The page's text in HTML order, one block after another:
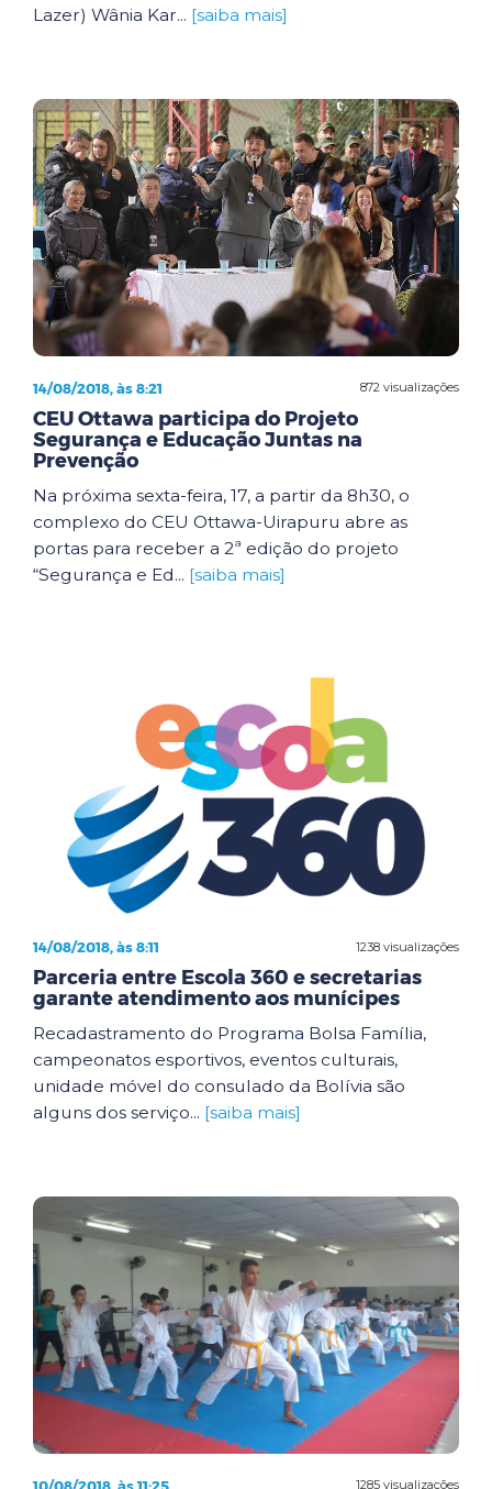
Lazer) Wânia Kar... [saiba mais]
872 visualizações
14/08/2018, às 8:21
CEU Ottawa participa do Projeto
Segurança e Educação Juntas na
Prevenção
Na próxima sexta-feira, 17, a partir da 8h30, o
complexo do CEU Ottawa-Uirapuru abre as
portas para receber a 2ª edição do projeto
“Segurança e Ed... [saiba mais]
1238 visualizações
14/08/2018, às 8:11
Parceria entre Escola 360 e secretarias
garante atendimento aos munícipes
Recadastramento do Programa Bolsa Família,
campeonatos esportivos, eventos culturais,
unidade móvel do consulado da Bolívia são
alguns dos serviço... [saiba mais]
1285 visualizações
10/08/2018, às 11:25